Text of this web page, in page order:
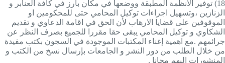
18) توفير الانظمة المطبقة ووضعها في مكان بارز في كافة العنابر و
الزنازين ،وتسهيل اجراءات توكيل المحامي حتى للمحكومين او
الموقوفين على قضايا الارهاب لأن الحق في اقامة الدعاوي و تقديم
الشكاوي و توكيل المحامي يبقى حقا مقررا للجميع بصرف النظر عن
جرائمهم .مع اهمية إغناء المكتبات الموجودة في السجون بكتب مفيدة
من خلال الطلب من دور النشر و الجامعات بإرسال نسخ من الكتب و
المنشورات اليهم مجانا .